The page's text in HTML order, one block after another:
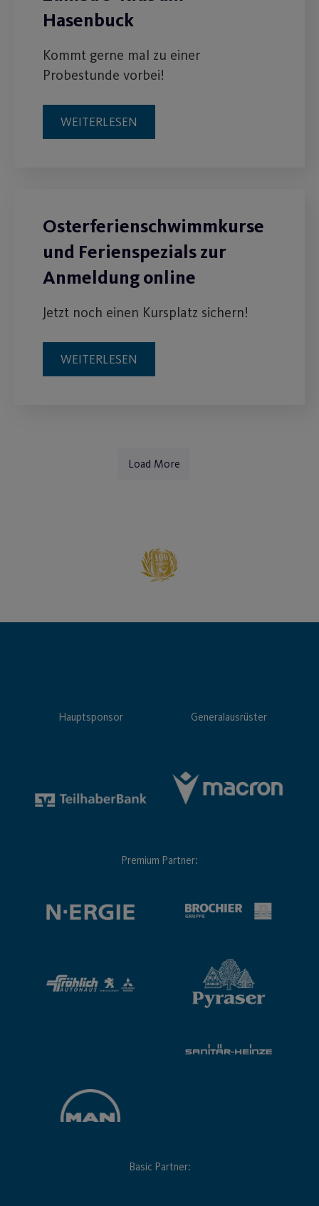
Hasenbuck
Kommt gerne mal zu einer
Probestunde vorbei!
WEITERLESEN
Osterferienschwimmkurse
und Ferienspezials zur
Anmeldung online
Jetzt noch einen Kursplatz sichern!
WEITERLESEN
Load More
Hauptsponsor Generalausrüster
Premium Partner:
Basic Partner: